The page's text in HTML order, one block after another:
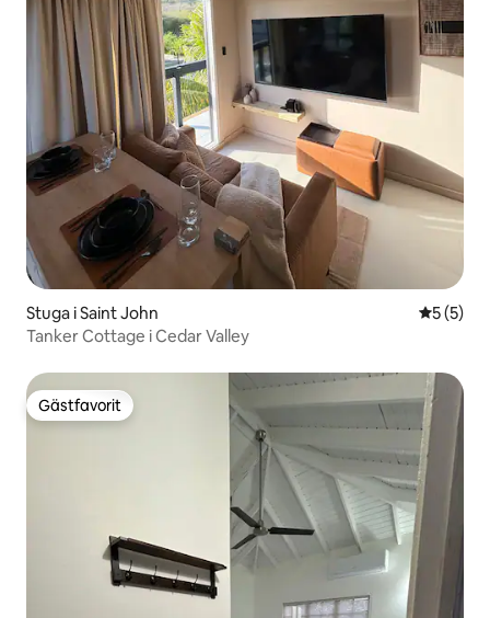
Stuga i Saint John 5 av 5 i
5 (5)
Tanker Cottage i Cedar Valley
Gästfavorit
Gästfavorit